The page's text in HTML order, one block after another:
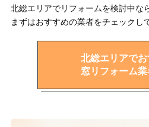
北総エリアでリフォームを検討中なら
まずはおすすめの業者をチェックし
北総エリアで
窓リフォーム